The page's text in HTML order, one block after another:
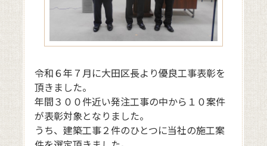
令和６年７月に大田区長より優良工事表彰を
頂きました。
年間３００件近い発注工事の中から１０案件
が表彰対象となりました。
うち、建築工事２件のひとつに当社の施工案